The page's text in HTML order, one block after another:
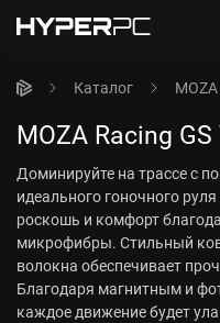
Каталог
MOZA Racing GS
Доминируйте на трассе с
идеального гоночного
роскошь и комфорт
микрофибры. Стильный
волокна обеспечивает
Благодаря магнитным и
каждое движение будет